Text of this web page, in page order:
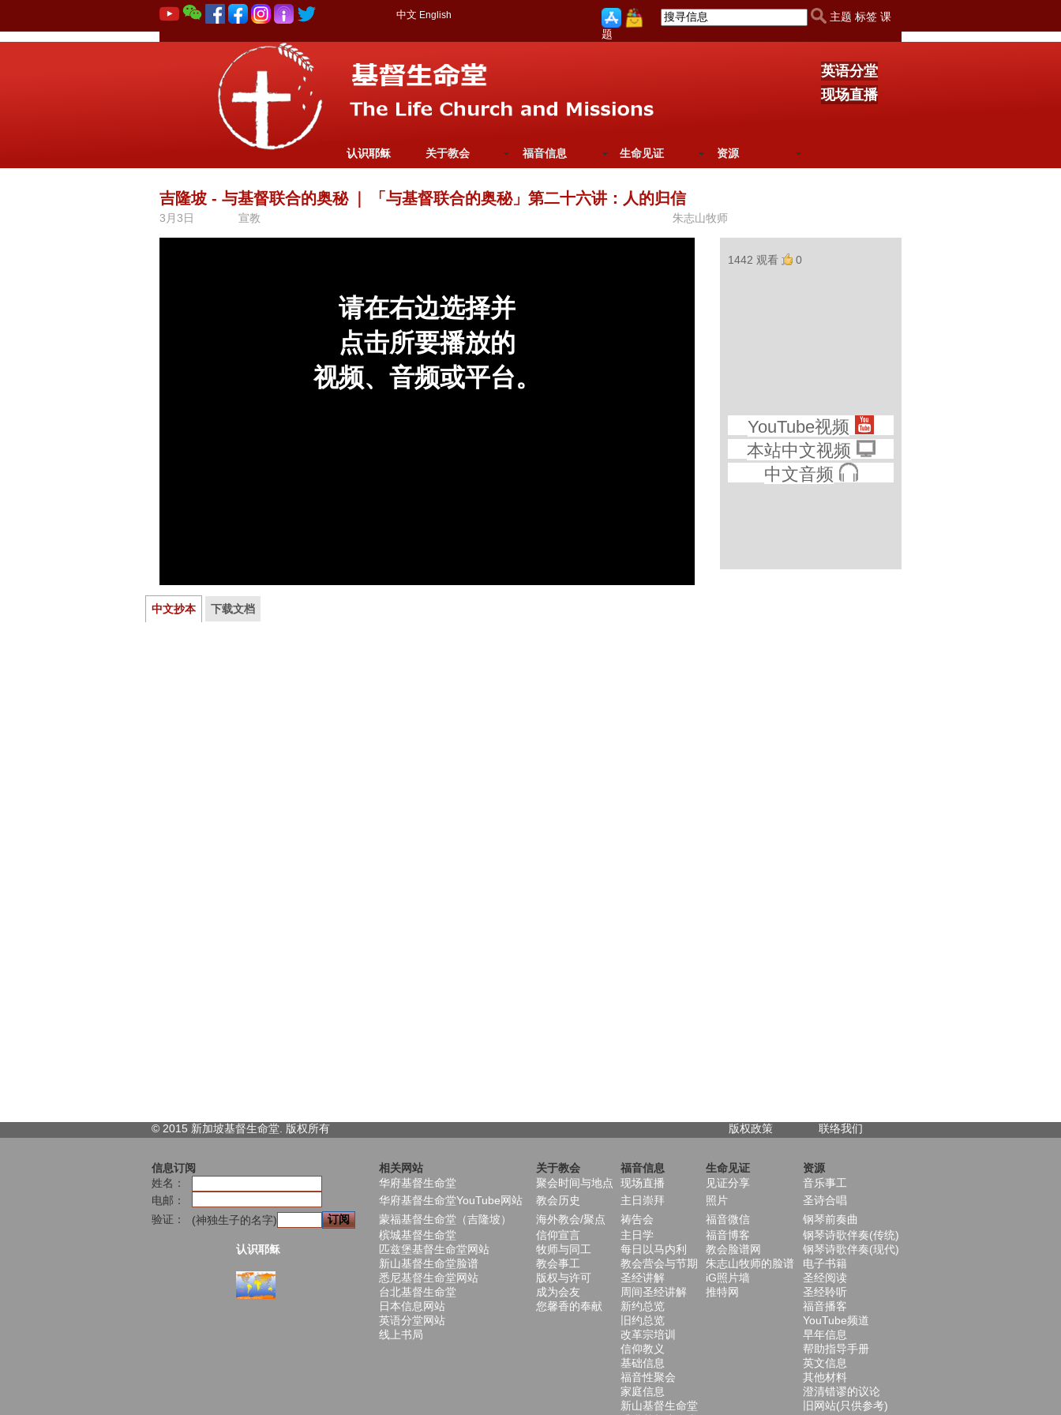
中文 English
主题 标签 课
题
英语分堂
现场直播
认识耶稣 关于教会 福音信息 生命见证 资源
吉隆坡 - 与基督联合的奥秘 「与基督联合的奥秘」第二十六讲：人的归信
3月3日 宣教 朱志山牧师
1442 观看 0
YouTube视频
本站中文视频
中文音频
中文抄本 下载文档
© 2015 新加坡基督生命堂. 版权所有 版权政策 联络我们
信息订阅 相关网站 关于教会 福音信息 生命见证
资源
姓名：
华府基督生命堂 聚会时间与地点 现场直播 见证分享
音乐事工
电邮：
华府基督生命堂YouTube网站 教会历史 主日崇拜 照片
圣诗合唱
验证：
(神独生子的名字) 蒙福基督生命堂（吉隆坡） 海外教会/聚点 祷告会 福音微信
钢琴前奏曲
槟城基督生命堂
信仰宣言 主日学 福音博客
钢琴诗歌伴奏(传统)
认识耶稣
匹兹堡基督生命堂网站 牧师与同工 每日以马内利 教会脸谱网
钢琴诗歌伴奏(现代)
新山基督生命堂脸谱
教会事工 教会营会与节期 朱志山牧师的脸谱
电子书籍
悉尼基督生命堂网站
版权与许可 圣经讲解 iG照片墙
圣经阅读
台北基督生命堂
成为会友 周间圣经讲解 推特网
圣经聆听
日本信息网站
您馨香的奉献 新约总览
福音播客
英语分堂网站
旧约总览
YouTube频道
线上书局
改革宗培训
早年信息
信仰教义
帮助指导手册
基础信息
英文信息
福音性聚会
其他材料
家庭信息
澄清错谬的议论
新山基督生命堂
旧网站(只供参考)